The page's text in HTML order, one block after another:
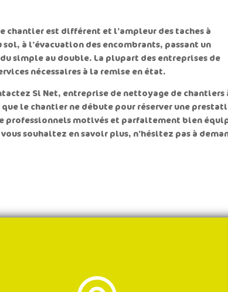
chantier est différent et l’ampleur des taches à
à l’évacuation des encombrants, passant un
simple au double. La plupart des entreprises de
nécessaires à la remise en état.
Si Net, entreprise de nettoyage de chantiers
le chantier ne débute pour réserver une
professionnels motivés et parfaitement bien
souhaitez en savoir plus, n’hésitez pas à